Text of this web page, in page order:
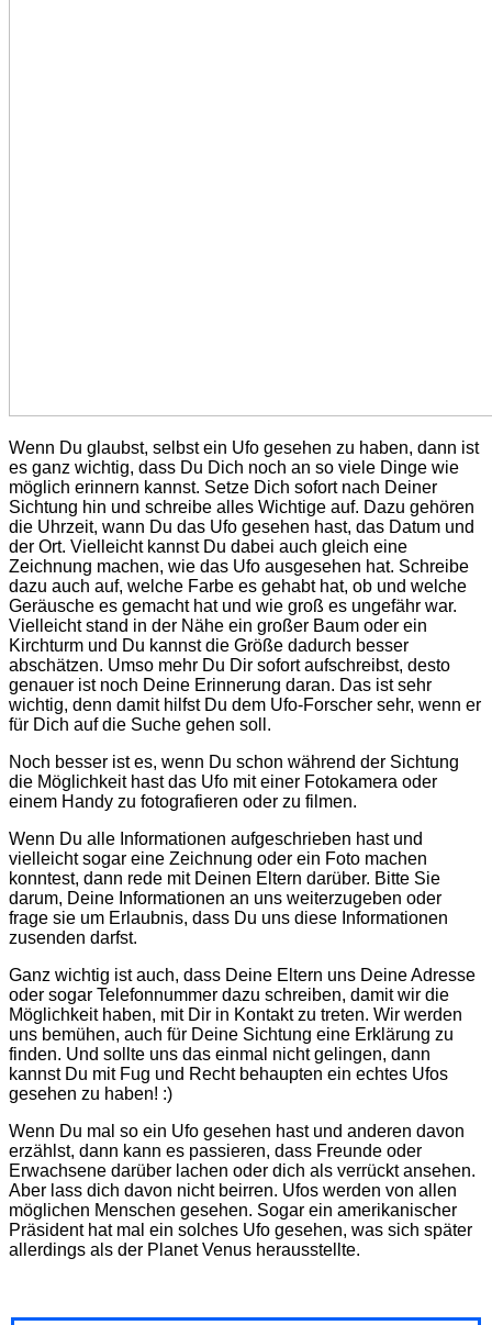
Wenn Du glaubst, selbst ein Ufo gesehen zu haben, dann ist
es ganz wichtig, dass Du Dich noch an so viele Dinge wie
möglich erinnern kannst. Setze Dich sofort nach Deiner
Sichtung hin und schreibe alles Wichtige auf. Dazu gehören
die Uhrzeit, wann Du das Ufo gesehen hast, das Datum und
der Ort. Vielleicht kannst Du dabei auch gleich eine
Zeichnung machen, wie das Ufo ausgesehen hat. Schreibe
dazu auch auf, welche Farbe es gehabt hat, ob und welche
Geräusche es gemacht hat und wie groß es ungefähr war.
Vielleicht stand in der Nähe ein großer Baum oder ein
Kirchturm und Du kannst die Größe dadurch besser
abschätzen. Umso mehr Du Dir sofort aufschreibst, desto
genauer ist noch Deine Erinnerung daran. Das ist sehr
wichtig, denn damit hilfst Du dem Ufo-Forscher sehr, wenn er
für Dich auf die Suche gehen soll.
Noch besser ist es, wenn Du schon während der Sichtung
die Möglichkeit hast das Ufo mit einer Fotokamera oder
einem Handy zu fotografieren oder zu filmen.
Wenn Du alle Informationen aufgeschrieben hast und
vielleicht sogar eine Zeichnung oder ein Foto machen
konntest, dann rede mit Deinen Eltern darüber. Bitte Sie
darum, Deine Informationen an uns weiterzugeben oder
frage sie um Erlaubnis, dass Du uns diese Informationen
zusenden darfst.
Ganz wichtig ist auch, dass Deine Eltern uns Deine Adresse
oder sogar Telefonnummer dazu schreiben, damit wir die
Möglichkeit haben, mit Dir in Kontakt zu treten. Wir werden
uns bemühen, auch für Deine Sichtung eine Erklärung zu
finden. Und sollte uns das einmal nicht gelingen, dann
kannst Du mit Fug und Recht behaupten ein echtes Ufos
gesehen zu haben! :)
Wenn Du mal so ein Ufo gesehen hast und anderen davon
erzählst, dann kann es passieren, dass Freunde oder
Erwachsene darüber lachen oder dich als verrückt ansehen.
Aber lass dich davon nicht beirren. Ufos werden von allen
möglichen Menschen gesehen. Sogar ein amerikanischer
Präsident hat mal ein solches Ufo gesehen, was sich später
allerdings als der Planet Venus herausstellte.